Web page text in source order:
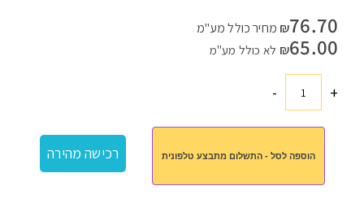
₪76.70
מחיר כולל מע"מ
₪65.00 לא כולל מע"מ
+כמות
קומפקטי
-
הוספה לסל - התשלום מתבצע טלפונית רכישה מהירה